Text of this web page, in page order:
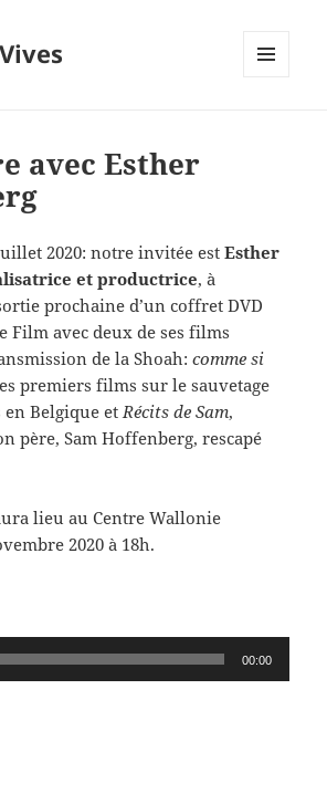
avec Esther
2020: notre invitée estEsther
et productrice, à
prochaine d’un coffret DVD
Film avec deux de ses films
de la Shoah:comme si
premiers films sur le sauvetage
en Belgique etRécits de Sam,
père, Sam Hoffenberg, rescapé
lieu au Centre Wallonie
2020 à 18h.
00:00